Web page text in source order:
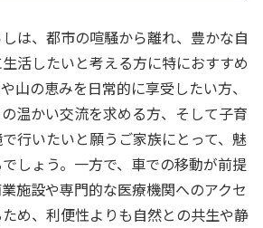
は、都市の喧騒から離れ、豊かな自
活したいと考える方に特におすすめ
山の恵みを日常的に享受したい方、
温かい交流を求める方、そして子育
行いたいと願うご家族にとって、魅
しょう。一方で、車での移動が前提
施設や専門的な医療機関へのアクセ
め、利便性よりも自然との共生や静